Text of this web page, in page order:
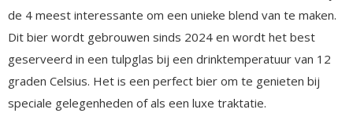
de 4 meest interessante om een unieke blend van te maken.
Dit bier wordt gebrouwen sinds 2024 en wordt het best
geserveerd in een tulpglas bij een drinktemperatuur van 12
graden Celsius. Het is een perfect bier om te genieten bij
speciale gelegenheden of als een luxe traktatie.